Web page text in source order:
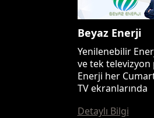
Beyaz Enerji
Yenilenebilir
ve tek televizyon
Enerji her
TV ekranlarında
Detaylı Bilgi